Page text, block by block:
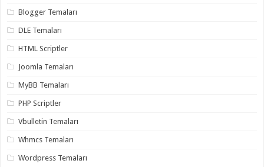
Blogger Temaları
DLE Temaları
HTML Scriptler
Joomla Temaları
MyBB Temaları
PHP Scriptler
Vbulletin Temaları
Whmcs Temaları
Wordpress Temaları